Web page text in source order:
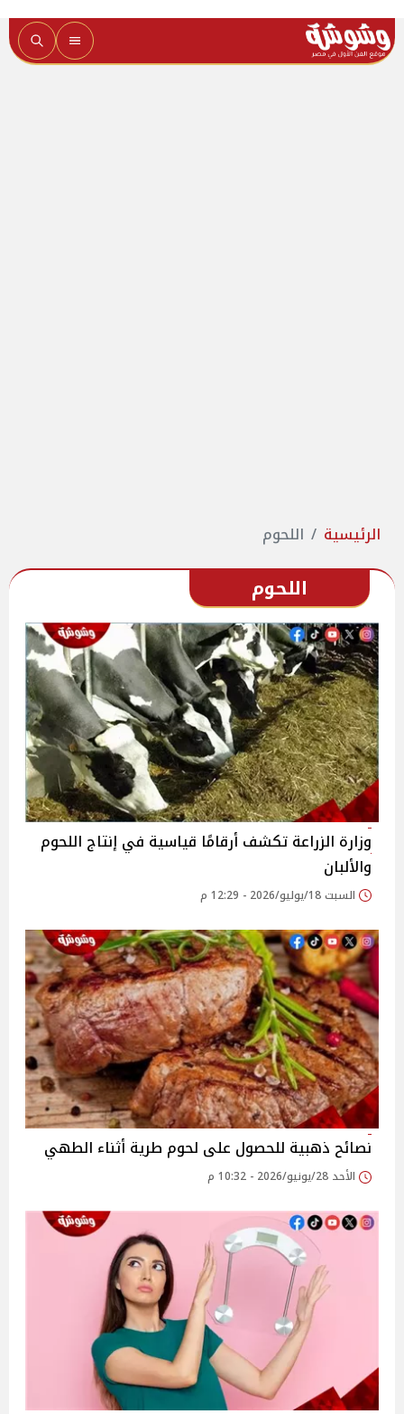
الرئيسية اللحوم
اللحوم
وزارة الزراعة تكشف أرقامًا قياسية في إنتاج اللحوم
والألبان
السبت 18/يوليو/2026 - 12:29 م
نصائح ذهبية للحصول على لحوم طرية أثناء الطهي
الأحد 28/يونيو/2026 - 10:32 م